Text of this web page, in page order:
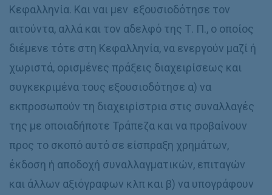
Κεφαλληνία. Και ναι μεν εξουσιοδότησε τον
αιτούντα, αλλά και τον αδελφό της Τ. Π., ο οποίος
διέμενε τότε στη Κεφαλληνία, να ενεργούν μαζί ή
χωριστά, ορισμένες πράξεις διαχειρίσεως και
συγκεκριμένα τους εξουσιοδότησε α) να
εκπροσωπούν τη διαχειρίστρια στις συναλλαγές
της με οποιαδήποτε Τράπεζα και να προβαίνουν
προς το σκοπό αυτό σε είσπραξη χρημάτων,
έκδοση ή αποδοχή συναλλαγματικών, επιταγών
και άλλων αξιόγραφων κλπ και β) να υπογράφουν